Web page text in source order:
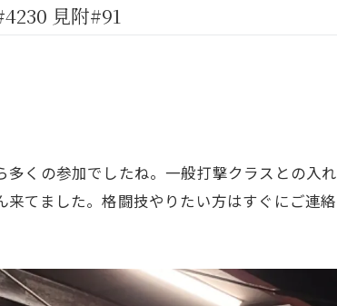
見附#91
多くの参加でしたね。一般打撃クラスとの入
来てました。格闘技やりたい方はすぐにご連